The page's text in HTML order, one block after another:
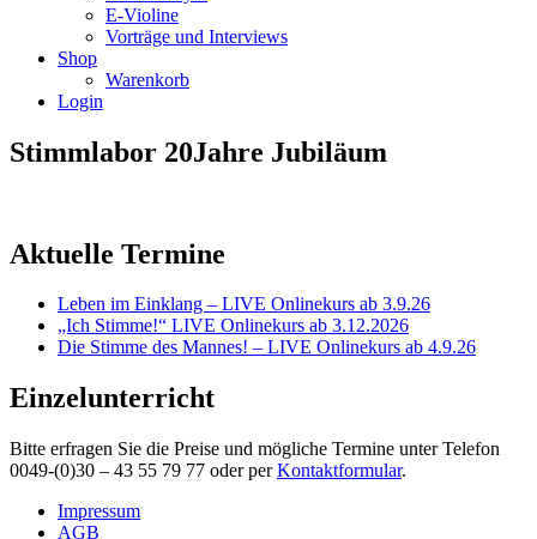
E-Violine
Vorträge und Interviews
Shop
Warenkorb
Login
Stimmlabor 20Jahre Jubiläum
Aktuelle Termine
Leben im Einklang – LIVE Onlinekurs ab 3.9.26
„Ich Stimme!“ LIVE Onlinekurs ab 3.12.2026
Die Stimme des Mannes! – LIVE Onlinekurs ab 4.9.26
Einzelunterricht
Bitte erfragen Sie die Preise und mögliche Termine unter Telefon
0049-(0)30 – 43 55 79 77 oder perKontaktformular.
Impressum
AGB